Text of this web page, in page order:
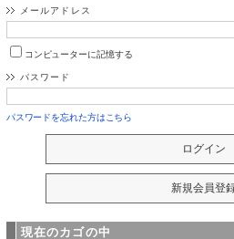
メールアドレス
コンピューターに記憶する
パスワード
パスワードを忘れた方はこちら
現在のカゴの中